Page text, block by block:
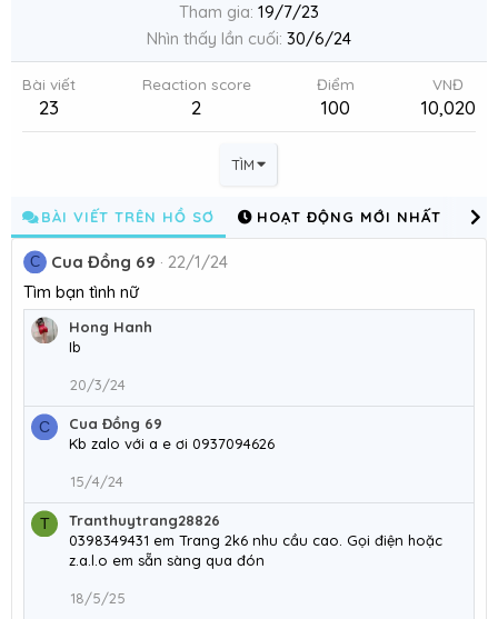
Tham gia 19/7/23
Nhìn thấy lần cuối 30/6/24
Bài viết
23
Reaction score
2
Điểm
100
VNĐ
10,020
TÌM
BÀI VIẾT TRÊN HỒ SƠ HOẠT ĐỘNG MỚI NHẤT
C Cua Đồng 69
22/1/24
Tìm bạn tình nữ
Hong Hanh
Ib
20/3/24
C
Cua Đồng 69
Kb zalo với a e ơi 0937094626
15/4/24
T
Tranthuytrang28826
0398349431 em Trang 2k6 nhu cầu cao. Gọi điện hoặc
z.a.l.o em sẵn sàng qua đón
18/5/25